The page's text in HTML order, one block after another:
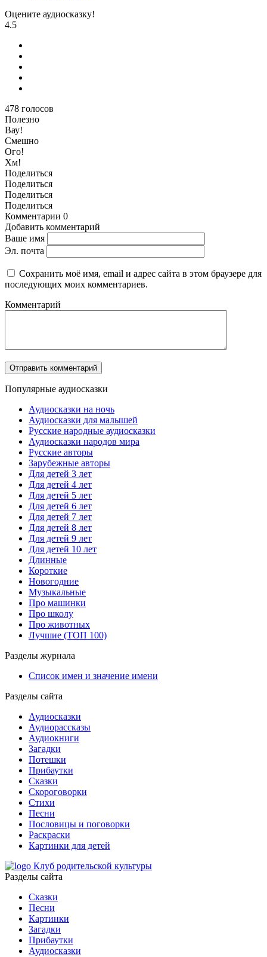
Оцените аудиосказку!
4.5
478 голосов
Полезно
Вау!
Смешно
Ого!
Хм!
Поделиться
Поделиться
Поделиться
Поделиться
Комментарии 0
Добавить комментарий
Ваше имя
Эл. почта
Сохранить моё имя, email и адрес сайта в этом браузере для
последующих моих комментариев.
Комментарий
Популярные аудиосказки
Аудиосказки на ночь
Аудиосказки для малышей
Русские народные аудиосказки
Аудиосказки народов мира
Русские авторы
Зарубежные авторы
Для детей 3 лет
Для детей 4 лет
Для детей 5 лет
Для детей 6 лет
Для детей 7 лет
Для детей 8 лет
Для детей 9 лет
Для детей 10 лет
Длинные
Короткие
Новогодние
Музыкальные
Про машинки
Про школу
Про животных
Лучшие (ТОП 100)
Разделы журнала
Список имен и значение имени
Разделы сайта
Аудиосказки
Аудиорассказы
Аудиокниги
Загадки
Потешки
Прибаутки
Сказки
Скороговорки
Стихи
Песни
Пословицы и поговорки
Раскраски
Картинки для детей
Клуб родительской культуры
Разделы сайта
Сказки
Песни
Картинки
Загадки
Прибаутки
Аудиосказки